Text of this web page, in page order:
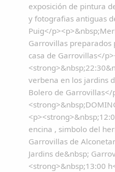
exposición de pintura
y fotografias antiguas
Puig</
Garrovillas preparados
casa de Garrovillas</
verbena en los jardins
Bolero de
encina , simbolo del
Garrovillas de
Jardins de&nbsp;
<strong>&nbsp;13:00